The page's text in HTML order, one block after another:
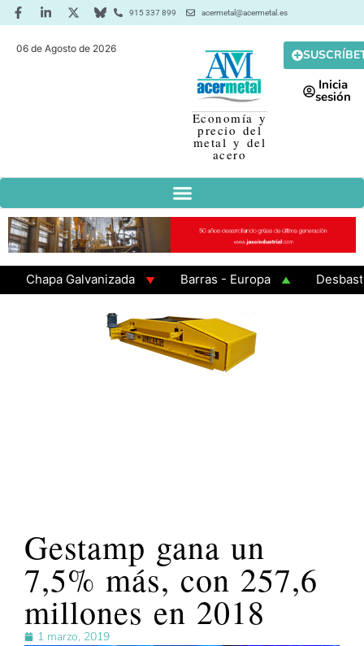
915 337 899 acermetal@acermetal.es
06 de Agosto de 2026
Economía y
precio del
metal y del
acero
Inicia
sesión
Galvanizada Barras - Europa
Desbaste -
Gestamp gana un
7,5% más, con 257,6
millones en 2018
1 marzo, 2019